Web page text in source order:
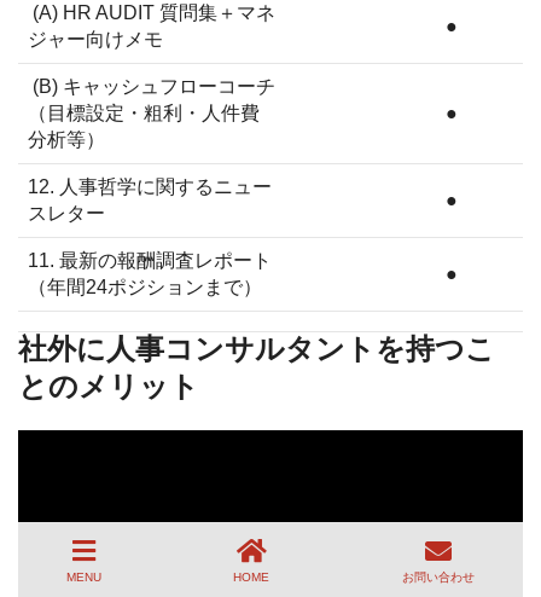
(A) HR AUDIT 質問集＋マネ
ジャー向けメモ
●
(B) キャッシュフローコーチ
（目標設定・粗利・人件費
分析等）
●
12. 人事哲学に関するニュー
スレター
●
11. 最新の報酬調査レポート
（年間24ポジションまで）
●
社外に人事コンサルタントを持つこ
とのメリット
MENU HOME お問い合わせ